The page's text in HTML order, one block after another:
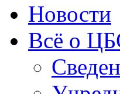
Новости
Всё о